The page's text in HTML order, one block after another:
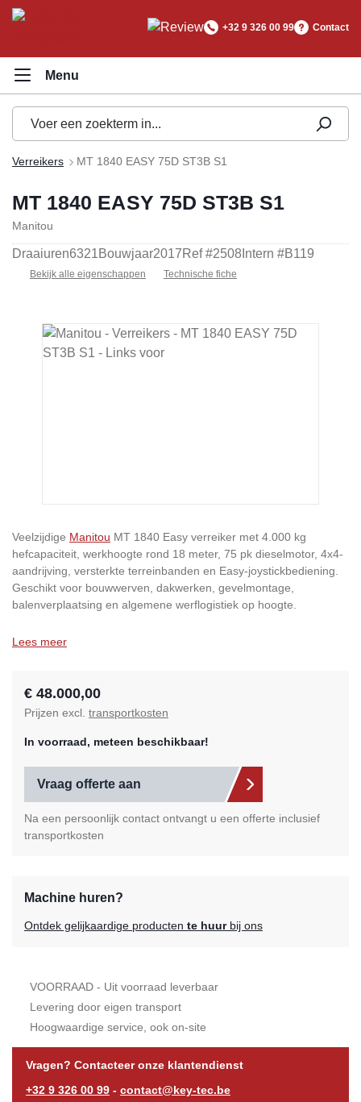
+32 9 326 00 99 Contact
Verreikers MT 1840 EASY 75D ST3B S1
MT 1840 EASY 75D ST3B S1
Manitou
Draaiuren6321Bouwjaar2017Ref #2508 Intern #B119
Bekijk alle eigenschappen Technische fiche
Afbeeldingengalerij overslaan
Veelzijdige Manitou MT 1840 Easy verreiker met 4.000 kg
hefcapaciteit, werkhoogte rond 18 meter, 75 pk dieselmotor, 4x4-
aandrijving, versterkte terreinbanden en Easy-joystickbediening.
Geschikt voor bouwwerven, dakwerken, gevelmontage,
balenverplaatsing en algemene werflogistiek op hoogte.
Lees meer
€ 48.000,00
Prijzen excl. transportkosten
In voorraad, meteen beschikbaar!
Vraag offerte aan
Na een persoonlijk contact ontvangt u een offerte inclusief
transportkosten
Machine huren?
Ontdek gelijkaardige producten te huurbij ons
VOORRAAD - Uit voorraad leverbaar
Levering door eigen transport
Hoogwaardige service, ook on-site
Vragen? Contacteer onze klantendienst
+32 9 326 00 99 - contact@key-tec.be